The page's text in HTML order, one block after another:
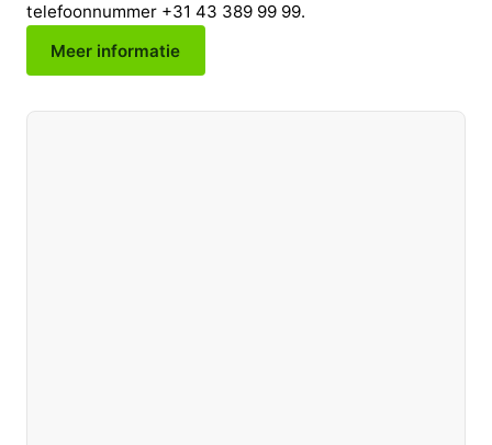
telefoonnummer +31 43 389 99 99.
Meer informatie